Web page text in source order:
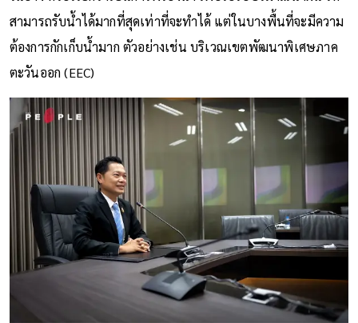
ในอ่าง หรือเรียกว่าเป็นการพร่องน้ำ เพื่อรอรับปริมาณน้ำฝน ให้
สามารถรับน้ำได้มากที่สุดเท่าที่จะทำได้ แต่ในบางพื้นที่จะมีความ
ต้องการกักเก็บน้ำมาก ตัวอย่างเช่น บริเวณเขตพัฒนาพิเศษภาค